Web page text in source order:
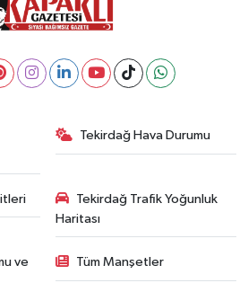
Tekirdağ Hava Durumu
Tekirdağ Trafik Yoğunluk
Haritası
ve
Tüm Manşetler